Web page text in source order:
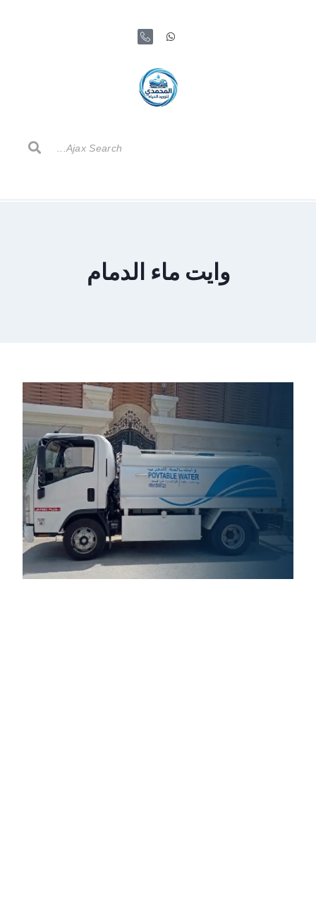
وايت ماء الدمام